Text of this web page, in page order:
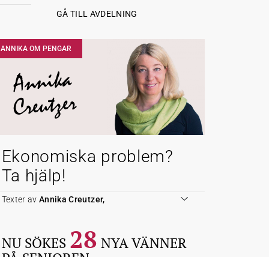
GÅ TILL AVDELNING
ANNIKA OM PENGAR
Annika
Creutzer
Ekonomiska problem?
Ta hjälp!
Texter av Annika Creutzer,
NU SÖKES 28 NYA VÄNNER